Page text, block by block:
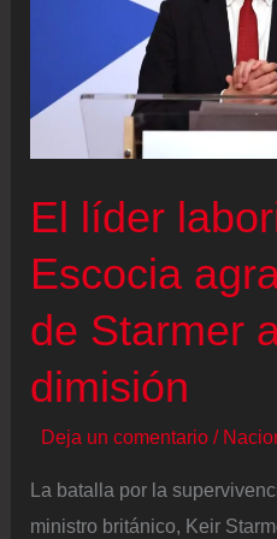
El líder
Escocia
de Starmer
dimisión
Deja un comentario /
La batalla por la
ministro británico, Keir